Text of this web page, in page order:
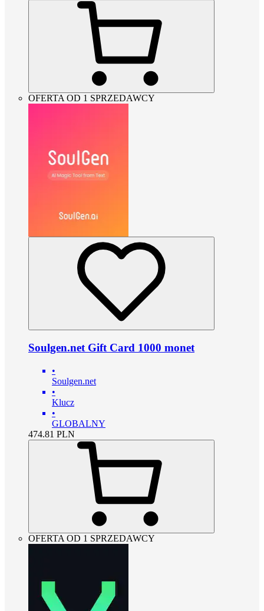
OFERTA OD 1 SPRZEDAWCY
Soulgen.net Gift Card 1000 monet
•
Soulgen.net
•
Klucz
•
GLOBALNY
474.81 PLN
OFERTA OD 1 SPRZEDAWCY